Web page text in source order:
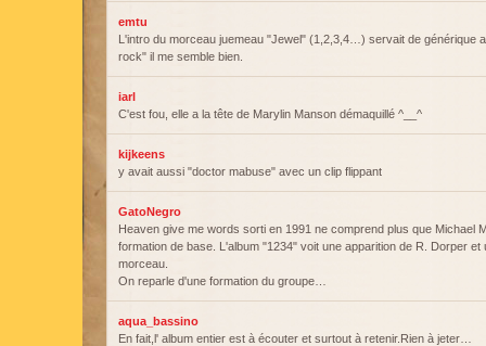
emtu
L'intro du morceau juemeau "Jewel" (1,2,3,4…) servait de générique
rock" il me semble bien.
iarl
C'est fou, elle a la tête de Marylin Manson démaquillé ^__^
kijkeens
y avait aussi "doctor mabuse" avec un clip flippant
GatoNegro
Heaven give me words sorti en 1991 ne comprend plus que Michael
formation de base. L'album "1234" voit une apparition de R. Dorper
morceau.
On reparle d'une formation du groupe…
aqua_bassino
En fait,l' album entier est à écouter et surtout à retenir.Rien à jeter…